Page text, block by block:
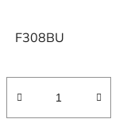
F308BU